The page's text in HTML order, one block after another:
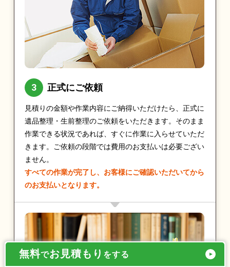
正式にご依頼
見積りの金額や作業内容にご納得いただけたら、正式に
遺品整理・生前整理のご依頼をいただきます。そのまま
作業できる状況であれば、すぐに作業に入らせていただ
きます。ご依頼の段階では費用のお支払いは必要ござい
ません。
すべての作業が完了し、お客様にご確認いただいてから
のお支払いとなります。
無料でお見積もり をする